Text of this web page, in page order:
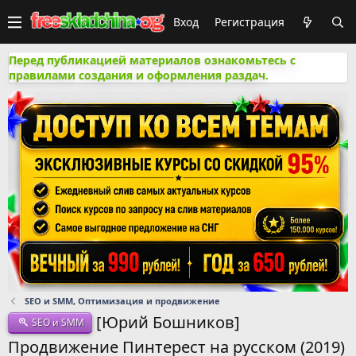
Вход Регистрация
Перед публикацией материалов ознакомьтесь с
правилами создания и оформления раздач.
SEO и SMM, Оптимизация и продвижение
SEO и SMM
[Юрий Бошников]
Продвижение Пинтерест на русском (2019)